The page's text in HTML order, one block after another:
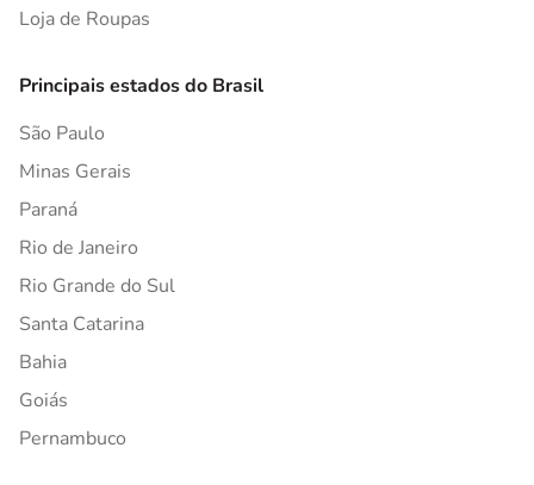
Loja de Roupas
Principais estados do Brasil
São Paulo
Minas Gerais
Paraná
Rio de Janeiro
Rio Grande do Sul
Santa Catarina
Bahia
Goiás
Pernambuco